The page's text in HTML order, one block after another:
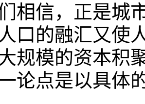
相信，正是城
口的融汇又使
规模的资本积
论点是以具体